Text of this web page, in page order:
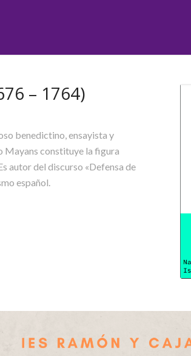
– 1764)
benedictino, ensayista y
Mayans constituye la figura
autor del discurso «Defensa de
español.